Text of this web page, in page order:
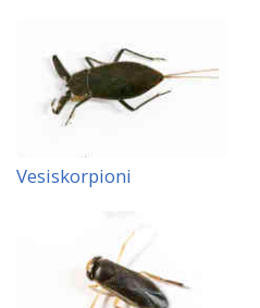
Vesiskorpioni